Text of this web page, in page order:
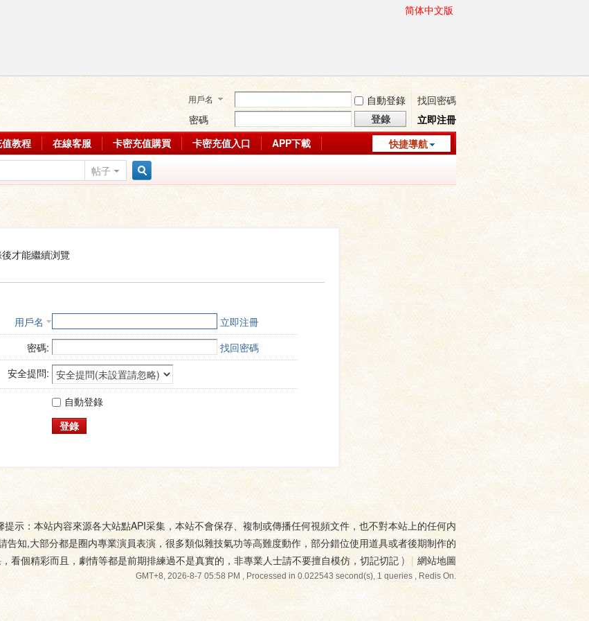
简体中文版
用戶名 自動登錄
找回密碼
密碼
登錄
立即注冊
快捷導航
教程 在線客服 卡密充值購買 卡密充值入口
APP下載
帖子
才能繼續浏覽
用戶名
立即注冊
密碼:
找回密碼
安全提問:
自動登錄
登錄
提示：本站内容來源各大站點API采集，本站不會保存、複制或傳播任何視頻文件，也不對本站上的任何内
知,大部分都是圈内專業演員表演，很多類似雜技氣功等高難度動作，部分錯位使用道具或者後期制作的
看個精彩而且，劇情等都是前期排練過不是真實的，非專業人士請不要擅自模仿，切記切記 ) | 網站地圖
GMT+8, 2026-8-7 05:58 PM, Processed in 0.022543 second(s), 1 queries , Redis On.